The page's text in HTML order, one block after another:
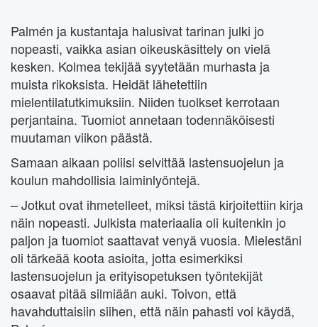
Palmén ja kustantaja halusivat tarinan julki jo
nopeasti, vaikka asian oikeuskäsittely on vielä
kesken. Kolmea tekijää syytetään murhasta ja
muista rikoksista. Heidät lähetettiin
mielentilatutkimuksiin. Niiden tuolkset kerrotaan
perjantaina. Tuomiot annetaan todennäköisesti
muutaman viikon päästä.
Samaan aikaan poliisi selvittää lastensuojelun ja
koulun mahdollisia laiminlyöntejä.
– Jotkut ovat ihmetelleet, miksi tästä kirjoitettiin kirja
näin nopeasti. Julkista materiaalia oli kuitenkin jo
paljon ja tuomiot saattavat venyä vuosia. Mielestäni
oli tärkeää koota asioita, jotta esimerkiksi
lastensuojelun ja erityisopetuksen työntekijät
osaavat pitää silmiään auki. Toivon, että
havahduttaisiin siihen, että näin pahasti voi käydä,